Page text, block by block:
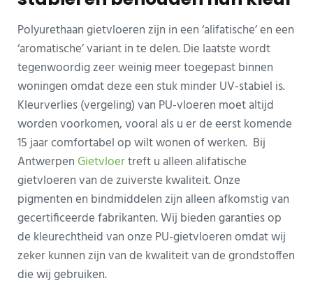
Polyurethaan gietvloeren zijn in een ‘alifatische’ en een
‘aromatische’ variant in te delen. Die laatste wordt
tegenwoordig zeer weinig meer toegepast binnen
woningen omdat deze een stuk minder UV-stabiel is.
Kleurverlies (vergeling) van PU-vloeren moet altijd
worden voorkomen, vooral als u er de eerst komende
15 jaar comfortabel op wilt wonen of werken. Bij
AntwerpenGietvloertreft u alleen alifatische
gietvloeren van de zuiverste kwaliteit. Onze
pigmenten en bindmiddelen zijn alleen afkomstig van
gecertificeerde fabrikanten. Wij bieden garanties op
de kleurechtheid van onze PU-gietvloeren omdat wij
zeker kunnen zijn van de kwaliteit van de grondstoffen
die wij gebruiken.